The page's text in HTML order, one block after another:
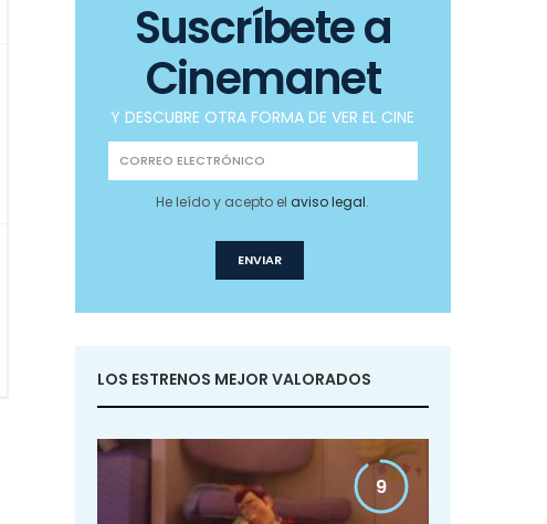
Suscríbete a
Cinemanet
Y DESCUBRE OTRA FORMA DE VER EL CINE
He leído y acepto elaviso legal.
LOS ESTRENOS MEJOR VALORADOS
9